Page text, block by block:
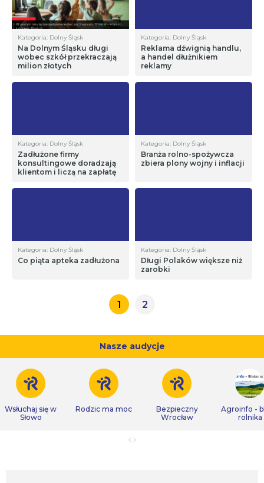
Kategoria: Dolny Śląsk
Na Dolnym Śląsku długi
wobec szkół przekraczają
milion złotych
Kategoria: Dolny Śląsk
Reklama dźwignią handlu,
a handel dłużnikiem
reklamy
Kategoria: Dolny Śląsk
Zadłużone firmy
konsultingowe doradzają
klientom i liczą na zapłatę
Kategoria: Dolny Śląsk
Branża rolno-spożywcza
zbiera plony wojny i inflacji
Kategoria: Dolny Śląsk
Co piąta apteka zadłużona
Kategoria: Dolny Śląsk
Długi Polaków większe niż
zarobki
1 2
Nasze audycje
Wsłuchaj się w
Słowo
Rodzic ma moc
Bezpieczny
Wrocław
Agroinfo -
rolnika